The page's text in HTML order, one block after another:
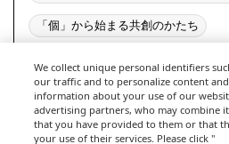
「個」から始まる共創のかたち
学びのキーワード
We collect unique personal identifiers
our traffic and to personalize content and
information about your use of our
advertising partners, who may combine
that you have provided to them or that
your use of their services. Please click "